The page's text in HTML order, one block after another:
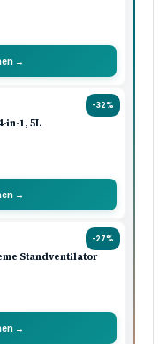
→
-32%
in-1, 5L
→
-27%
Standventilator
→